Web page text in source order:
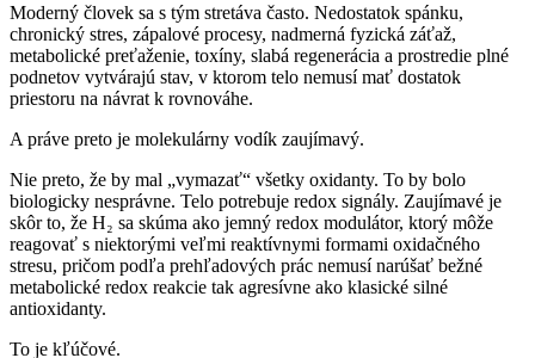
Moderný človek sa s tým stretáva často. Nedostatok spánku,
chronický stres, zápalové procesy, nadmerná fyzická záťaž,
metabolické preťaženie, toxíny, slabá regenerácia a prostredie plné
podnetov vytvárajú stav, v ktorom telo nemusí mať dostatok
priestoru na návrat k rovnováhe.
A práve preto je molekulárny vodík zaujímavý.
Nie preto, že by mal „vymazať“ všetky oxidanty. To by bolo
biologicky nesprávne. Telo potrebuje redox signály. Zaujímavé je
skôr to, že H₂ sa skúma ako jemný redox modulátor, ktorý môže
reagovať s niektorými veľmi reaktívnymi formami oxidačného
stresu, pričom podľa prehľadových prác nemusí narúšať bežné
metabolické redox reakcie tak agresívne ako klasické silné
antioxidanty.
To je kľúčové.